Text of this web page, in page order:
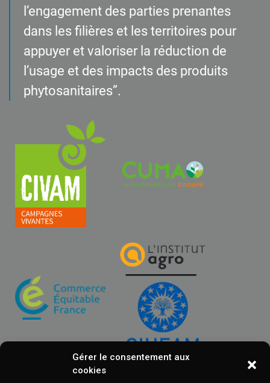
Gérer le consentement aux
cookies
l’engagement des parties prenantes
dans les filières et les territoires pour
appuyer et valoriser la réduction de
l’usage et des impacts des produits
phytosanitaires”.